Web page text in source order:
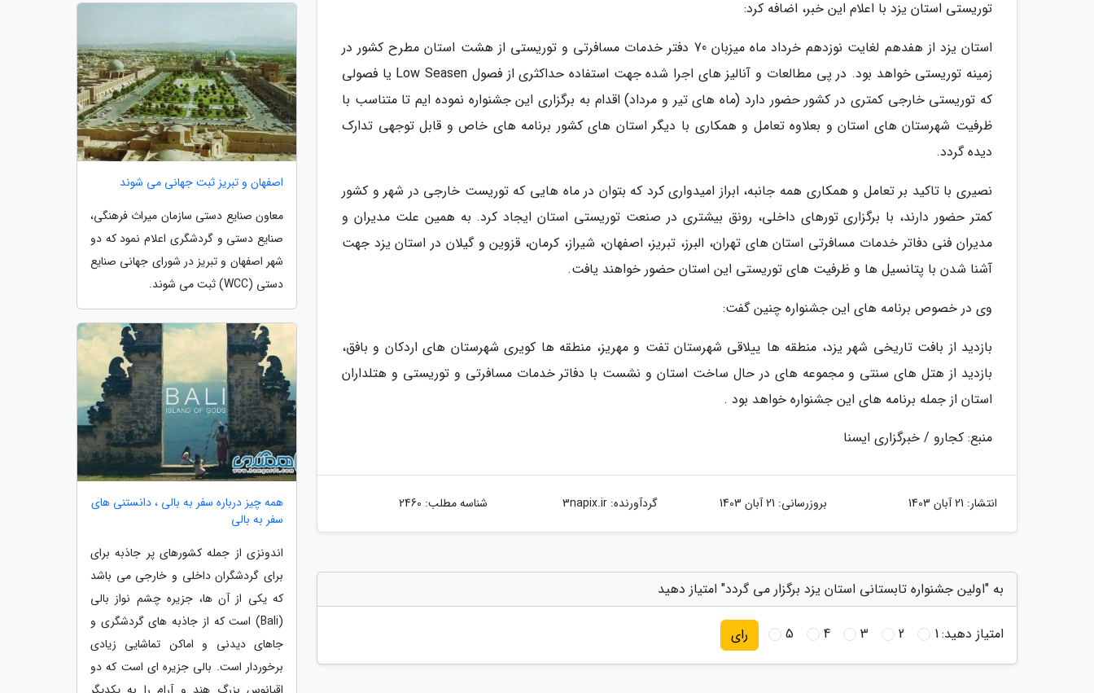
توریستی استان یزد با اعلام این خبر، اضافه کرد:
استان یزد از هفدهم لغایت نوزدهم خرداد ماه میزبان 70 دفتر خدمات مسافرتی و توریستی از هشت استان مطرح کشور در
زمینه توریستی خواهد بود. در پی مطالعات و آنالیز های اجرا شده جهت استفاده حداکثری از فصول Low Seasen یا فصولی
که توریستی خارجی کمتری در کشور حضور دارد (ماه های تیر و مرداد) اقدام به برگزاری این جشنواره نموده ایم تا متناسب با
ظرفیت شهرستان های استان و بعلاوه تعامل و همکاری با دیگر استان های کشور برنامه های خاص و قابل توجهی تدارک
دیده گردد.
نصیری با تاکید بر تعامل و همکاری همه جانبه، ابراز امیدواری کرد که بتوان در ماه هایی که توریست خارجی در شهر و کشور
کمتر حضور دارند، با برگزاری تورهای داخلی، رونق بیشتری در صنعت توریستی استان ایجاد کرد. به همین علت مدیران و
مدیران فنی دفاتر خدمات مسافرتی استان های تهران، البرز، تبریز، اصفهان، شیراز، کرمان، قزوین و گیلان در استان یزد جهت
آشنا شدن با پتانسیل ها و ظرفیت های توریستی این استان حضور خواهند یافت.
وی در خصوص برنامه های این جشنواره چنین گفت:
بازدید از بافت تاریخی شهر یزد، منطقه ها ییلاقی شهرستان تفت و مهریز، منطقه ها کویری شهرستان های اردکان و بافق،
بازدید از هتل های سنتی و مجموعه های در حال ساخت استان و نشست با دفاتر خدمات مسافرتی و توریستی و هتلداران
استان از جمله برنامه های این جشنواره خواهد بود .
منبع: کجارو / خبرگزاری ایسنا
انتشار: 21 آبان 1403 بروزرسانی: 21 آبان 1403 گردآورنده:3napix.ir شناسه مطلب: 2460
به "اولین جشنواره تابستانی استان یزد برگزار می گردد" امتیاز دهید
امتیاز دهید:1
2
3
4
5 رای
اصفهان و تبریز ثبت جهانی می شوند
معاون صنایع دستی سازمان میراث فرهنگی،
صنایع دستی و گردشگری اعلام نمود که دو
شهر اصفهان و تبریز در شورای جهانی صنایع
دستی (WCC) ثبت می شوند.
همه چیز درباره سفر به بالی ، دانستنی های
سفر به بالی
اندونزی از جمله کشورهای پر جاذبه برای
برای گردشگران داخلی و خارجی می باشد
که یکی از آن ها، جزیره چشم نواز بالی
(Bali) است که از جاذبه های گردشگری و
جاهای دیدنی و اماکن تماشایی زیادی
برخوردار است. بالی جزیره ای است که دو